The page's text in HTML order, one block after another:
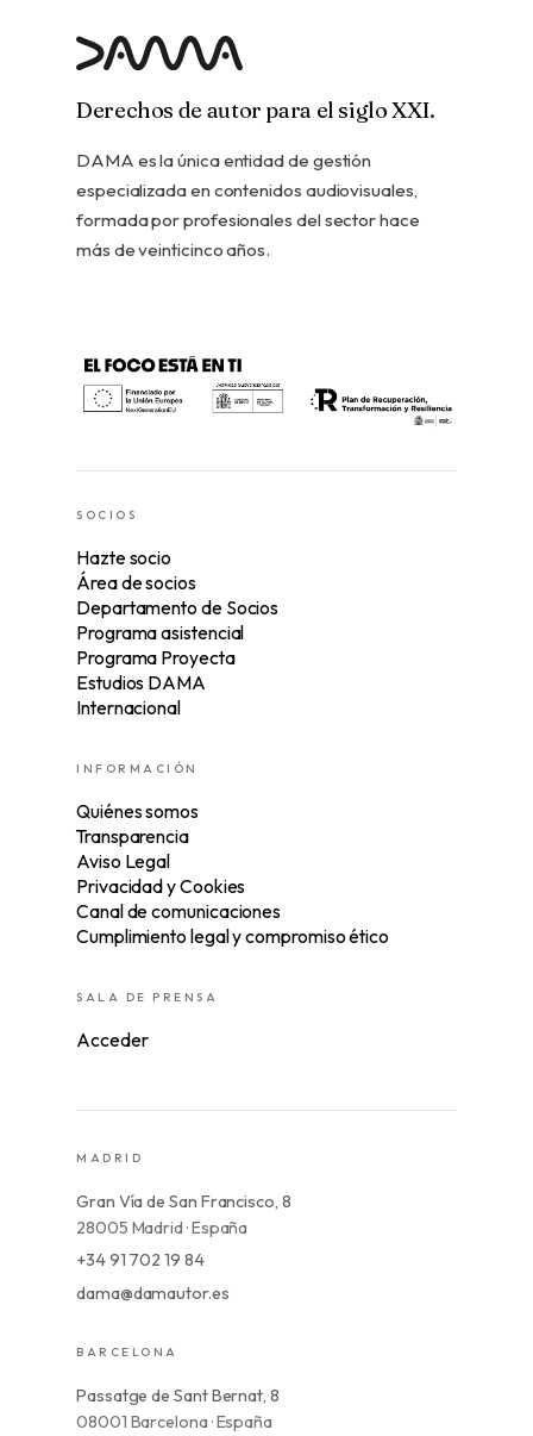
Derechos de autor para el siglo XXI.
DAMA es la única entidad de gestión
especializada en contenidos audiovisuales,
formada por profesionales del sector hace
más de veinticinco años.
SOCIOS
Hazte socio
Área de socios
Departamento de Socios
Programa asistencial
Programa Proyecta
Estudios DAMA
Internacional
INFORMACIÓN
Quiénes somos
Transparencia
Aviso Legal
Privacidad y Cookies
Canal de comunicaciones
Cumplimiento legal y compromiso ético
SALA DE PRENSA
Acceder
MADRID
Gran Vía de San Francisco, 8
28005 Madrid · España
+34 91 702 19 84
dama@damautor.es
BARCELONA
Passatge de Sant Bernat, 8
08001 Barcelona · España